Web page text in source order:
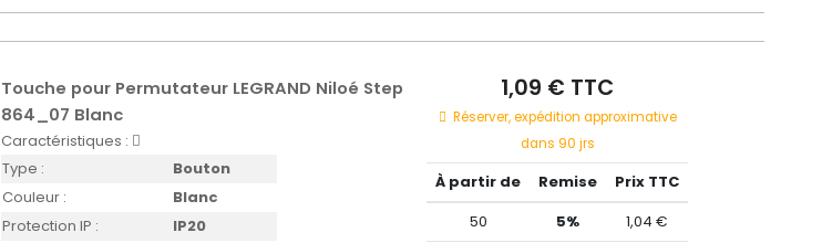
Touche pour Permutateur LEGRAND Niloé Step
864_07 Blanc
Caractéristiques :
Type :
Bouton
Couleur :
Blanc
Protection IP :
IP20
1,09 € TTC
Réserver, expédition approximative
dans 90 jrs
À partir de Remise
Prix TTC
50
5%
1,04 €